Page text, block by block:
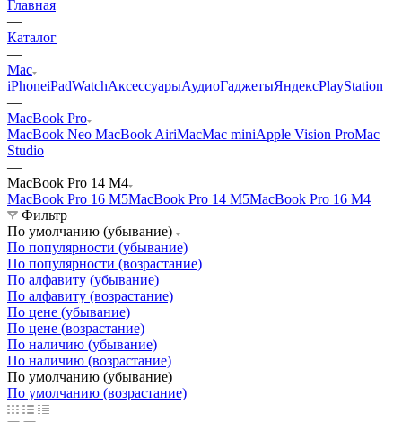
Главная
—
Каталог
—
Mac
iPhoneiPadWatchАксессуарыАудиоГаджетыЯндексPlayStation
—
MacBook Pro
MacBook Neo MacBook AiriMacMac miniApple Vision ProMac
Studio
—
MacBook Pro 14 M4
MacBook Pro 16 M5MacBook Pro 14 M5MacBook Pro 16 M4
Фильтр
По умолчанию (убывание)
По популярности (убывание)
По популярности (возрастание)
По алфавиту (убывание)
По алфавиту (возрастание)
По цене (убывание)
По цене (возрастание)
По наличию (убывание)
По наличию (возрастание)
По умолчанию (убывание)
По умолчанию (возрастание)